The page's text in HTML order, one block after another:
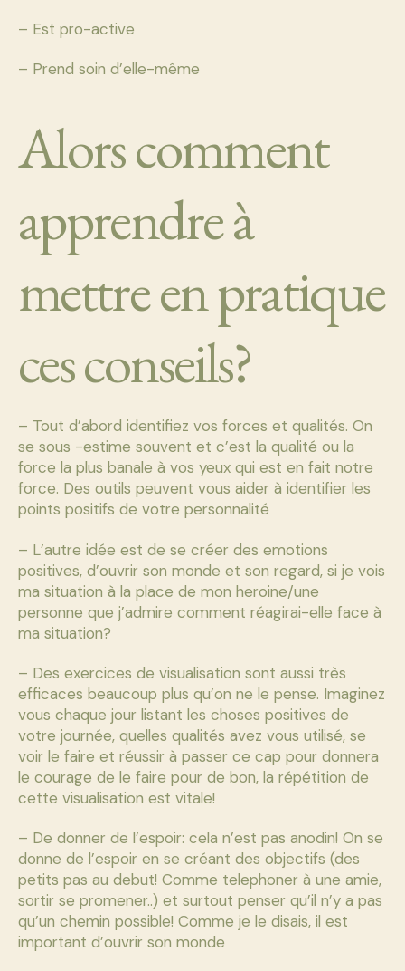
– Est pro-active
– Prend soin d’elle-même
Alors comment
apprendre à
mettre en pratique
ces conseils?
– Tout d’abord identifiez vos forces et qualités. On
se sous -estime souvent et c’est la qualité ou la
force la plus banale à vos yeux qui est en fait notre
force. Des outils peuvent vous aider à identifier les
points positifs de votre personnalité
– L’autre idée est de se créer des emotions
positives, d’ouvrir son monde et son regard, si je vois
ma situation à la place de mon heroine/une
personne que j’admire comment réagirai-elle face à
ma situation?
– Des exercices de visualisation sont aussi très
efficaces beaucoup plus qu’on ne le pense. Imaginez
vous chaque jour listant les choses positives de
votre journée, quelles qualités avez vous utilisé, se
voir le faire et réussir à passer ce cap pour donnera
le courage de le faire pour de bon, la répétition de
cette visualisation est vitale!
– De donner de l’espoir: cela n’est pas anodin! On se
donne de l’espoir en se créant des objectifs (des
petits pas au debut! Comme telephoner à une amie,
sortir se promener..) et surtout penser qu’il n’y a pas
qu’un chemin possible! Comme je le disais, il est
important d’ouvrir son monde